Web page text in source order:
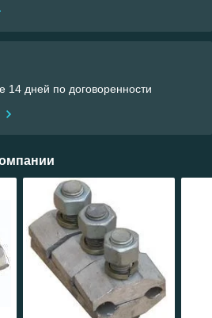
14 дней по договоренности